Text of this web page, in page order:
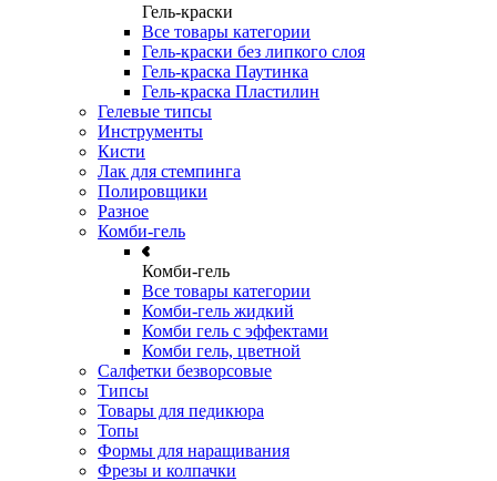
Гель-краски
Все товары категории
Гель-краски без липкого слоя
Гель-краска Паутинка
Гель-краска Пластилин
Гелевые типсы
Инструменты
Кисти
Лак для стемпинга
Полировщики
Разное
Комби-гель
Комби-гель
Все товары категории
Комби-гель жидкий
Комби гель с эффектами
Комби гель, цветной
Салфетки безворсовые
Типсы
Товары для педикюра
Топы
Формы для наращивания
Фрезы и колпачки